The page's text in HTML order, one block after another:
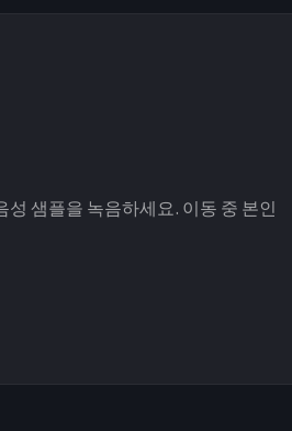
샘플을 녹음하세요. 이동 중 본인